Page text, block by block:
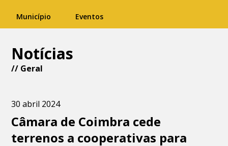
Município Eventos
Notícias
// Geral
30 abril 2024
Câmara de Coimbra cede
terrenos a cooperativas para